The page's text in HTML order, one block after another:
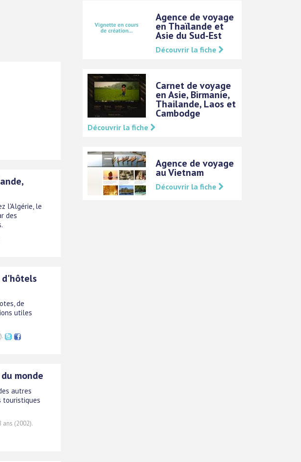
l'Algérie, le
des
d'hôtels
de
utiles
monde
autres
touristiques
ans (2002).
Agence de voyage
en Thaïlande et
Asie du Sud-Est
Découvrir la fiche
Carnet de voyage
en Asie, Birmanie,
Thailande, Laos et
Cambodge
Découvrir la fiche
Agence de voyage
au Vietnam
Découvrir la fiche